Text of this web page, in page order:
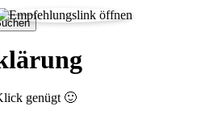
genügt 🙂